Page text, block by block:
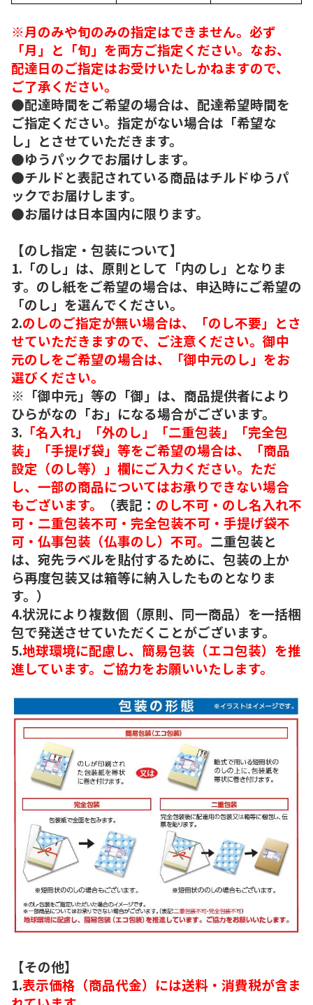
※月のみや旬のみの指定はできません。必ず
「月」と「旬」を両方ご指定ください。なお、
配達日のご指定はお受けいたしかねますので、
ご了承ください。
●配達時間をご希望の場合は、配達希望時間を
ご指定ください。指定がない場合は「希望な
し」とさせていただきます。
●ゆうパックでお届けします。
●チルドと表記されている商品はチルドゆうパ
ックでお届けします。
●お届けは日本国内に限ります。
【のし指定・包装について】
1.「のし」は、原則として「内のし」となりま
す。のし紙をご希望の場合は、申込時にご希望の
「のし」を選んでください。
2.のしのご指定が無い場合は、「のし不要」とさ
せていただきますので、ご注意ください。御中
元のしをご希望の場合は、「御中元のし」をお
選びください。
※「御中元」等の「御」は、商品提供者により
ひらがなの「お」になる場合がございます。
3. 「名入れ」「外のし」「二重包装」「完全包
装」「手提げ袋」等をご希望の場合は、「商品
設定（のし等）」欄にご入力ください。ただ
し、一部の商品についてはお承りできない場合
もございます。
（表記： のし不可・のし名入れ不
可・二重包装不可・完全包装不可・手提げ袋不
可・仏事包装（仏事のし）不可。 二重包装と
は、宛先ラベルを貼付するために、包装の上か
ら再度包装又は箱等に納入したものとなりま
す。）
4.状況により複数個（原則、同一商品）を一括梱
包で発送させていただくことがございます。
5.地球環境に配慮し、簡易包装（エコ包装）を推
進しています。ご協力をお願いいたします。
【その他】
1.表示価格（商品代金）には送料・消費税が含ま